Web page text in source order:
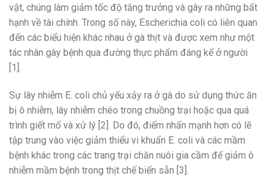
vật, chúng làm giảm tốc độ tăng trưởng và gây ra những bất
hạnh về tài chính. Trong số này, Escherichia coli có liên quan
đến các biểu hiện khác nhau ở gà thịt và được xem như một
tác nhân gây bệnh qua đường thực phẩm đáng kể ở người
[1].
Sự lây nhiễm E. coli chủ yếu xảy ra ở gà do sử dụng thức ăn
bị ô nhiễm, lây nhiễm chéo trong chuồng trại hoặc qua quá
trình giết mổ và xử lý [2]. Do đó, điểm nhấn mạnh hơn có lẽ
tập trung vào việc giảm thiểu vi khuẩn E. coli và các mầm
bệnh khác trong các trang trại chăn nuôi gia cầm để giảm ô
nhiễm mầm bệnh trong thịt chế biến sẵn [3].